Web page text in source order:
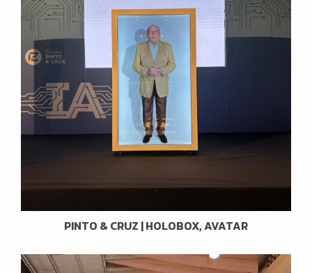
PINTO & CRUZ | HOLOBOX, AVATAR